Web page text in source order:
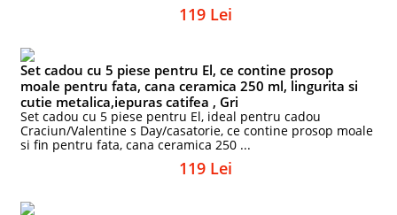
119 Lei
Set cadou cu 5 piese pentru El, ce contine prosop
moale pentru fata, cana ceramica 250 ml, lingurita si
cutie metalica,iepuras catifea , Gri
Set cadou cu 5 piese pentru El, ideal pentru cadou
Craciun/Valentine s Day/casatorie, ce contine prosop moale
si fin pentru fata, cana ceramica 250 ...
119 Lei